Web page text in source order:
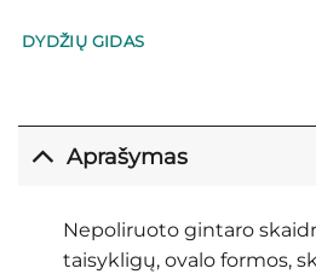
DYDŽIŲ GIDAS
Aprašymas
Nepoliruoto gintaro
taisykligų, ovalo formos,